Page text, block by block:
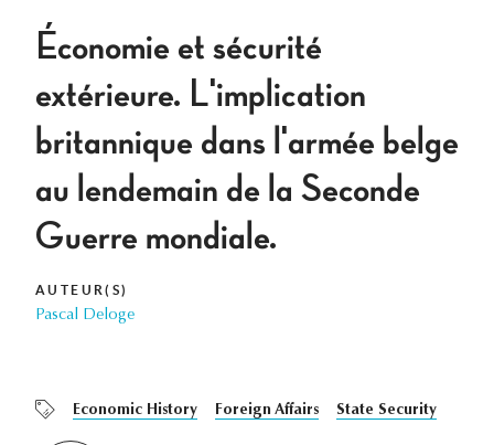
Économie et sécurité
extérieure. L'implication
britannique dans l'armée belge
au lendemain de la Seconde
Guerre mondiale.
AUTEUR(S)
Pascal Deloge
Economic History Foreign Affairs State Security